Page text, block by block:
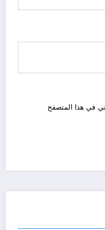
في هذا المتصفح